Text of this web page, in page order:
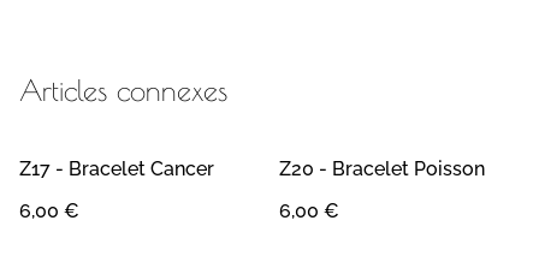
Articles connexes
Z17 - Bracelet Cancer
6,00 €
Z20 - Bracelet Poisson
6,00 €